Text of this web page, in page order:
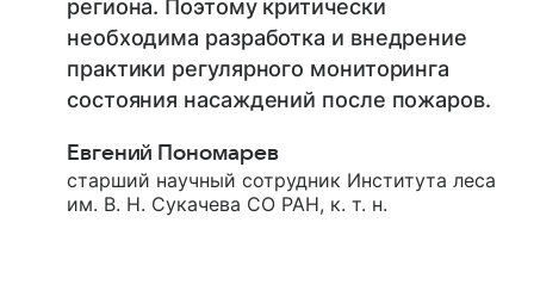
региона. Поэтому критически
необходима разработка и внедрение
практики регулярного мониторинга
состояния насаждений после пожаров.
Евгений Пономарев
старший научный сотрудник Института леса
им. В. Н. Сукачева СО РАН, к. т. н.